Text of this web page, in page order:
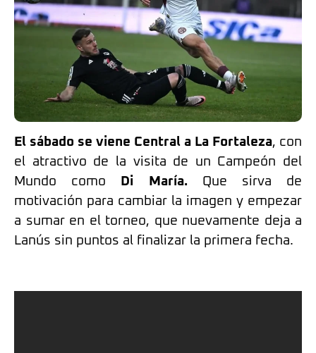
El sábado se viene Central a La Fortaleza, con
el atractivo de la visita de un Campeón del
Mundo como
Di María. Que sirva de
motivación para cambiar la imagen y empezar
a sumar en el torneo, que nuevamente deja a
Lanús sin puntos al finalizar la primera fecha.